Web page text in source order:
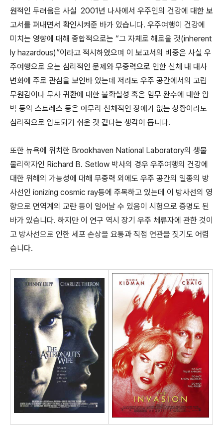
원적인 두려움은 사실 2001년 나사에서 우주인의 건강에 대한 보
고서를 펴내면서 확인시켜준 바가 있습니다. 우주여행이 건강에
미치는 영향에 대해 종합적으로는 “그 자체로 해로울 것(inherent
ly hazardous)”이라고 적시하였으며 이 보고서의 비중은 사실 우
주여행으로 오는 심리적인 문제와 무중력으로 인한 신체 내 대사
변화에 주로 관심을 보인바 있는데 저라도 우주 공간에서의 고립
무원감이나 무사 귀환에 대한 불확실성 혹은 임무 완수에 대한 압
박 등의 스트레스 등은 아무리 신체적인 장애가 없는 상황이라도
심리적으로 압도되기 쉬운 것 같다는 생각이 듭니다.
또한 뉴욕에 위치한 Brookhaven National Laboratory의 생물
물리학자인 Richard B. Setlow 박사의 경우 우주여행의 건강에
대한 위해의 가능성에 대해 무중력 외에도 우주 공간의 일종의 방
사선인 ionizing cosmic ray등에 주목하고 있는데 이 방사선의 영
향으로 면역계의 교란 등이 일어날 수 있음이 시험으로 증명도 된
바가 있습니다. 하지만 이 연구 역시 장기 우주 체류자에 관한 것이
고 방사선으로 인한 세포 손상을 요통과 직접 연관을 짓기도 어렵
습니다.